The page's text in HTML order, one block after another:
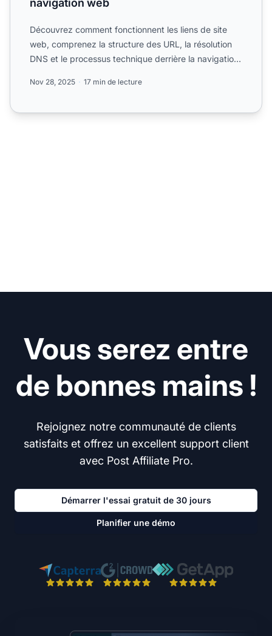
navigation web
Découvrez comment fonctionnent les liens de site
web, comprenez la structure des URL, la résolution
DNS et le processus technique derrière la navigation
Nov 28, 2025 17 min de lecture
Vous serez entre
de bonnes mains !
Rejoignez notre communauté de clients
satisfaits et offrez un excellent support client
avec Post Affiliate Pro.
Démarrer l'essai gratuit de 30 jours
Planifier une démo